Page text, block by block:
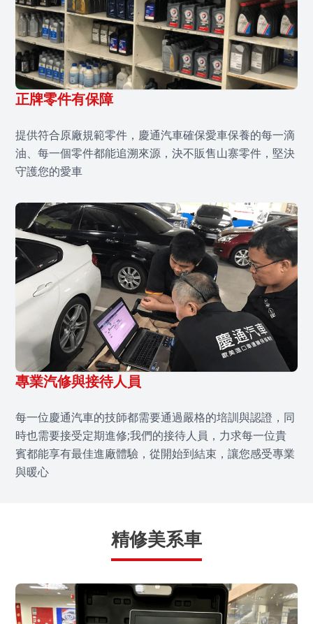
正牌零件有保障
提供符合原廠規範零件，慶通汽車確保愛車保養的每一滴
油、每一個零件都能追溯來源，決不販售山寨零件，堅決
守護您的愛車
專業汽修與接待人員
每一位慶通汽車的技師都需要通過嚴格的培訓與認證，同
時也需要接受定期進修;我們的接待人員，力求每一位貴
賓都能享有最佳進廠體驗，從開始到結束，讓您感受專業
與暖心
精修美系車